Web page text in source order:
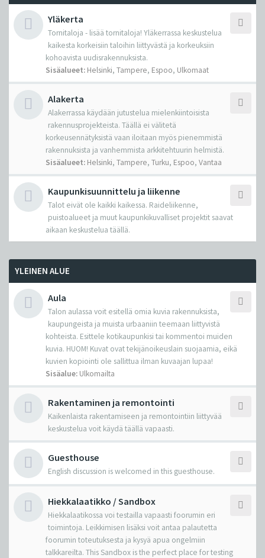
Yläkerta
Tornitaloja - lisää tornitaloja! Yläkerrassa keskustelua
kaikesta korkeisiin taloihin liittyvästä ja korkeuksiin
kohoavista uudisrakennuksista.
Sisäalueet: Helsinki, Tampere, Espoo, Ulkomaat
Alakerta
Alakerrassa käydään jutustelua mielenkiintoisista
rakennusprojekteista. Täällä ei välitetä
korkeusennätyksistä vaan iloitaan myös pienemmistä
rakennuksista ja vanhemmista arkkitehtuurin helmistä.
Sisäalueet: Helsinki, Tampere, Turku, Espoo, Vantaa
Kaupunkisuunnittelu ja liikenne
Talot eivät ole kaikki kaikessa. Raideliikenne,
puistoalueet ja muut kaupunkikuvalliset projektit saavat
aikaan keskustelua täällä.
YLEINEN ALUE
Aula
Talon aulassa voit esitellä omia kuvia rakennuksista,
kaupungeista ja muista urbaaniin teemaan liittyvistä
kohteista. Esittele kotikaupunkisi tai kommentoi muiden
kuvia. HUOM! Kuvat ovat tekijänoikeuslain suojaamia, eikä
kuvien kopiointi ole sallittua ilman kuvaajan lupaa!
Sisäalue: Ulkomailta
Rakentaminen ja remontointi
Kaikenlaista rakentamiseen ja remontointiin liittyvää
keskustelua voit käydä täällä vapaasti.
Guesthouse
English discussion is welcomed in this guesthouse.
Hiekkalaatikko / Sandbox
Hiekkalaatikossa voi testailla vapaasti foorumin eri
toimintoja. Leikkimisen lisäksi voit antaa palautetta
foorumin toteutuksesta ja kysyä apua ongelmiin
talkkareilta. This Sandbox is the perfect place for testing